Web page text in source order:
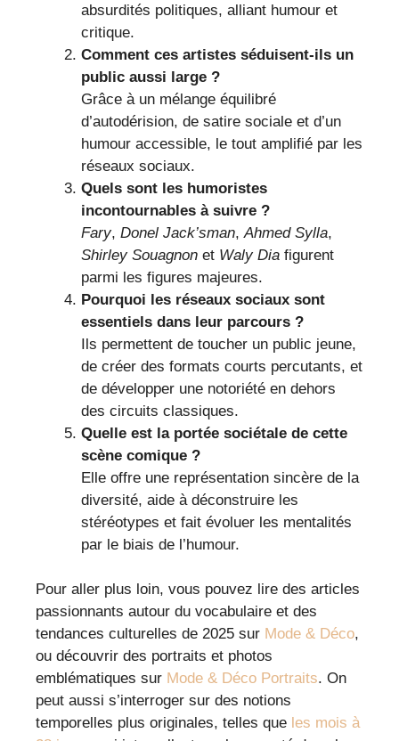
absurdités politiques, alliant humour et
critique.
Comment ces artistes séduisent-ils un
public aussi large ?
Grâce à un mélange équilibré
d’autodérision, de satire sociale et d’un
humour accessible, le tout amplifié par les
réseaux sociaux.
Quels sont les humoristes
incontournables à suivre ?
Fary, Donel Jack’sman,Ahmed Sylla,
Shirley Souagnon et Waly Dia figurent
parmi les figures majeures.
Pourquoi les réseaux sociaux sont
essentiels dans leur parcours ?
Ils permettent de toucher un public jeune,
de créer des formats courts percutants, et
de développer une notoriété en dehors
des circuits classiques.
Quelle est la portée sociétale de cette
scène comique ?
Elle offre une représentation sincère de la
diversité, aide à déconstruire les
stéréotypes et fait évoluer les mentalités
par le biais de l’humour.
Pour aller plus loin, vous pouvez lire des articles
passionnants autour du vocabulaire et des
tendances culturelles de 2025 sur Mode & Déco,
ou découvrir des portraits et photos
emblématiques sur Mode & Déco Portraits. On
peut aussi s’interroger sur des notions
temporelles plus originales, telles que les mois à